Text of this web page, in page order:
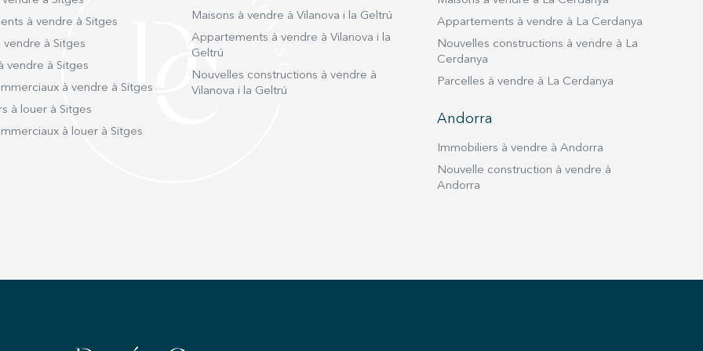
mois de août : 4.000 € par mois. Le bien n’est pas considéré
comme un grand détenteur. Référence du certificat
d’habitabilité : CHB07003213002 Registre du certificat
énergétique : YS0KBVPSW Numéro de registre AICAT :
3510 Caution, garantie ou dépôt spécifique adapté à la
durée du contrat de location.
à vendre à Sitges
vendre à Sitges
vendre à Sitges
à vendre à Sitges
à louer à Sitges
à louer à Sitges
Maisons à vendre à Vilanova i la Geltrú
Appartements à vendre à Vilanova i la
Geltrú
Nouvelles constructions à vendre à
Vilanova i la Geltrú
Appartements à vendre à La Cerdanya
Nouvelles constructions à vendre à La
Cerdanya
Parcelles à vendre à La Cerdanya
Andorra
Immobiliers à vendre à Andorra
Nouvelle construction à vendre à
Andorra